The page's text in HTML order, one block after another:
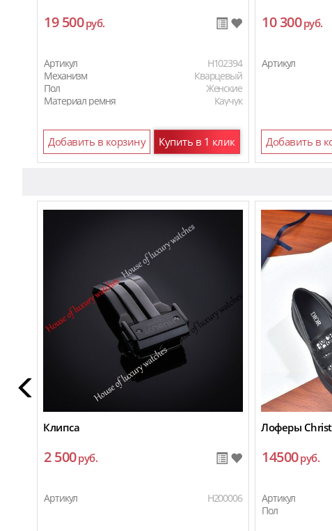
19 500руб.
Артикул
H102394
Механизм
Кварцевый
Пол
Женские
Материал ремня
Каучук
Добавить в корзину Купить в 1 клик
10 300руб.
Артикул
Добавить в
Клипса
2 500руб.
Артикул H200006
Лоферы
14500руб.
Артикул
Пол